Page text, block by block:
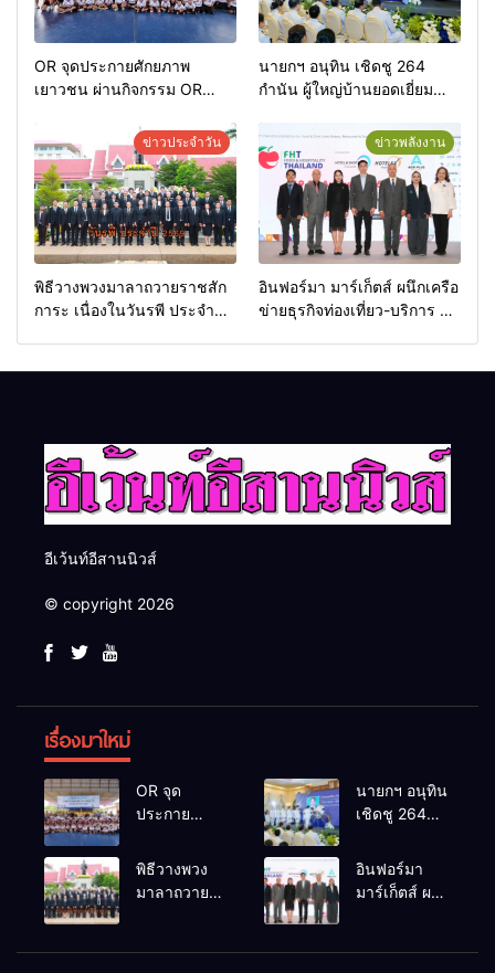
OR จุดประกายศักยภาพ
เยาวชน ผ่านกิจกรรม OR
นายกฯ อนุทิน เชิดชู 264
กำนัน ผู้ใหญ่บ้านยอดเยี่ยม
เกียรติยศแห่งการเสียสละ”
ข่าวประจำวัน
พิธีวางพวงมาลาถวายราชสัก
การะ เนื่องในวันรพี ประจำปี
ข่าวพลังงาน
อินฟอร์มา มาร์เก็ตส์ ผนึกเครือ
ข่ายธุรกิจท่องเที่ยว-บริการ จัด
อีเว้นท์อีสานนิวส์
© copyright 2026
เรื่องมาใหม่
OR จุด
ประกาย
เยาวชน ผ่าน
นายกฯ อนุทิน
เชิดชู 264
บ้านยอดเยี่ยม
มอบแหนบ
เกียรติยศแห่ง
พิธีวางพวง
มาลาถวาย
อินฟอร์มา
มาร์เก็ตส์ ผนึก